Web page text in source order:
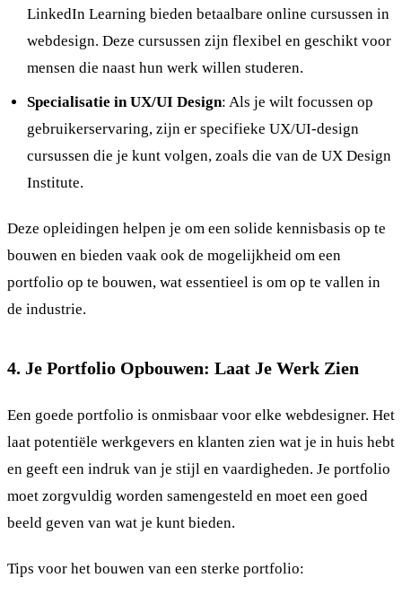
LinkedIn Learning bieden betaalbare online cursussen in
webdesign. Deze cursussen zijn flexibel en geschikt voor
mensen die naast hun werk willen studeren.
Specialisatie in UX/UI Design: Als je wilt focussen op
gebruikerservaring, zijn er specifieke UX/UI-design
cursussen die je kunt volgen, zoals die van de UX Design
Institute.
Deze opleidingen helpen je om een solide kennisbasis op te
bouwen en bieden vaak ook de mogelijkheid om een
portfolio op te bouwen, wat essentieel is om op te vallen in
de industrie.
4. Je Portfolio Opbouwen: Laat Je Werk Zien
Een goede portfolio is onmisbaar voor elke webdesigner. Het
laat potentiële werkgevers en klanten zien wat je in huis hebt
en geeft een indruk van je stijl en vaardigheden. Je portfolio
moet zorgvuldig worden samengesteld en moet een goed
beeld geven van wat je kunt bieden.
Tips voor het bouwen van een sterke portfolio: